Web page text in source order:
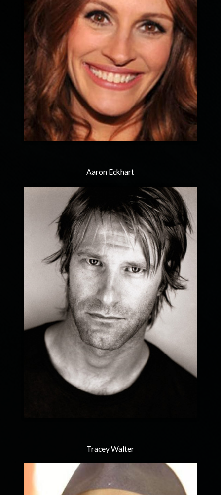
Aaron Eckhart
Tracey Walter